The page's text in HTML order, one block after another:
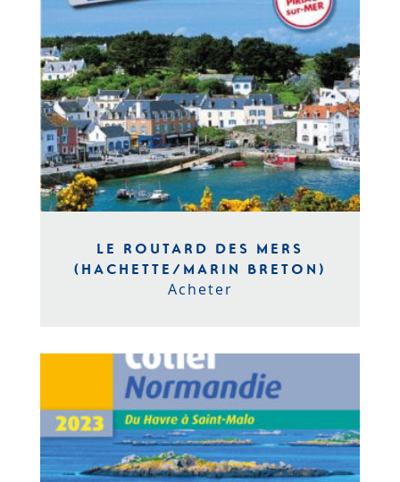
LE ROUTARD DES MERS
(HACHETTE/MARIN BRETON)
Acheter